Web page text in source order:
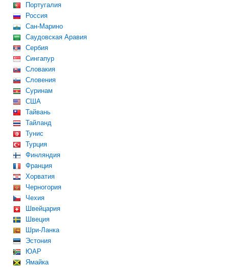
Португалия
Россия
Сан-Марино
Саудовская Аравия
Сербия
Сингапур
Словакия
Словения
Суринам
США
Тайвань
Тайланд
Тунис
Турция
Финляндия
Франция
Хорватия
Черногория
Чехия
Швейцария
Швеция
Шри-Ланка
Эстония
ЮАР
Ямайка